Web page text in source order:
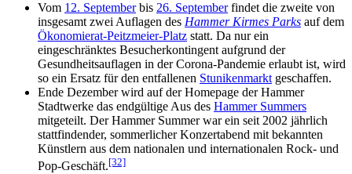
Vom 12. Septemberbis 26. Septemberfindet die zweite von
insgesamt zwei Auflagen des Hammer Kirmes Parks auf dem
Ökonomierat-Peitzmeier-Platz statt. Da nur ein
eingeschränktes Besucherkontingent aufgrund der
Gesundheitsauflagen in der Corona-Pandemie erlaubt ist, wird
so ein Ersatz für den entfallenen Stunikenmarkt geschaffen.
Ende Dezember wird auf der Homepage der Hammer
Stadtwerke das endgültige Aus des Hammer Summers
mitgeteilt. Der Hammer Summer war ein seit 2002 jährlich
stattfindender, sommerlicher Konzertabend mit bekannten
Künstlern aus dem nationalen und internationalen Rock- und
Pop-Geschäft.[32]